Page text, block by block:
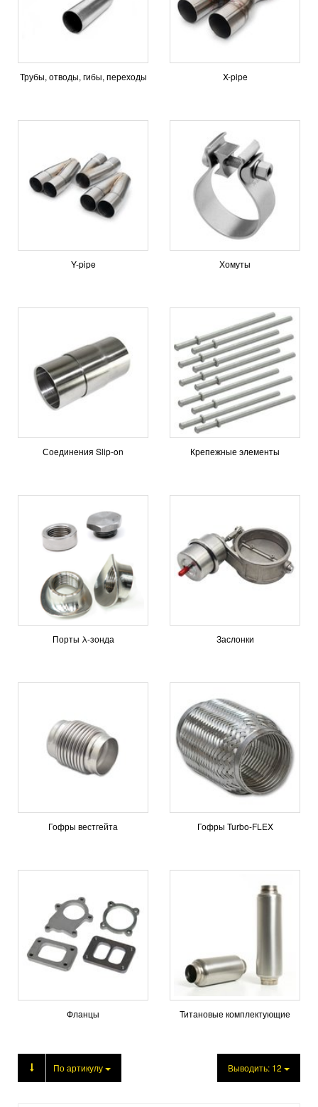
Трубы, отводы, гибы, переходы X-pipe
Y-pipe Хомуты
Соединения Slip-on Крепежные элементы
Порты λ-зонда Заслонки
Гофры вестгейта Гофры Turbo-FLEX
Фланцы Титановые комплектующие
Продукция
По артикулу Выводить: 12